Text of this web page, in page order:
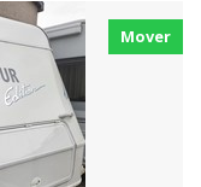
Mover